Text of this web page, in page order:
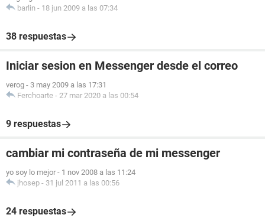
barlin - 18 jun 2009 a las 07:34
38 respuestas
Iniciar sesion en Messenger desde el correo
verog - 3 may 2009 a las 17:31
Ferchoarte - 27 mar 2020 a las 00:54
9 respuestas
cambiar mi contraseña de mi messenger
yo soy lo mejor - 1 nov 2008 a las 11:24
jhosep - 31 jul 2011 a las 00:56
24 respuestas